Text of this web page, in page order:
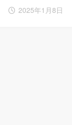
2025年1月8日